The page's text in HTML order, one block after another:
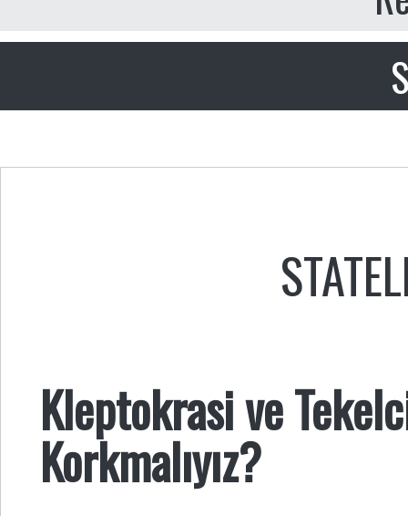
Kleptokrasi ve
Korkmalıyız?